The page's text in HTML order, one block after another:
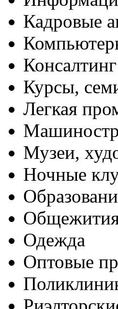
Кадровые
Консалтинг
Курсы,
Легкая
Музеи,
Ночные
Одежда
Оптовые